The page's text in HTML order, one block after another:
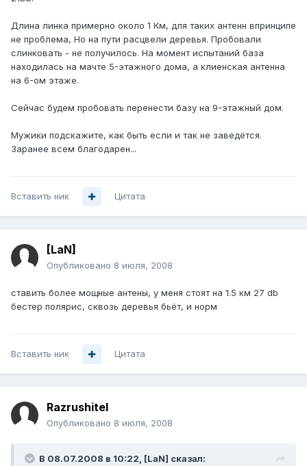
Длина линка примерно около 1 Км, для таких антенн впринципе
не проблема, Но на пути расцвели деревья. Пробовали
слинковать - не получилось. На момент испытаний база
находилась на мачте 5-этажного дома, а клиенская антенна
на 6-ом этаже.
Сейчас будем пробовать перенести базу на 9-этажный дом.
Мужики подскажите, как быть если и так не заведётся.
Заранее всем благодарен...
Вставить ник Цитата
[LaN]
Опубликовано 8 июля, 2008
ставить более мощные антены, у меня стоят на 1.5 км 27 db
бестер полярис, сквозь деревья бьёт, и норм
Вставить ник Цитата
Razrushitel
Опубликовано 8 июля, 2008
В 08.07.2008 в 10:22, [LaN] сказал: